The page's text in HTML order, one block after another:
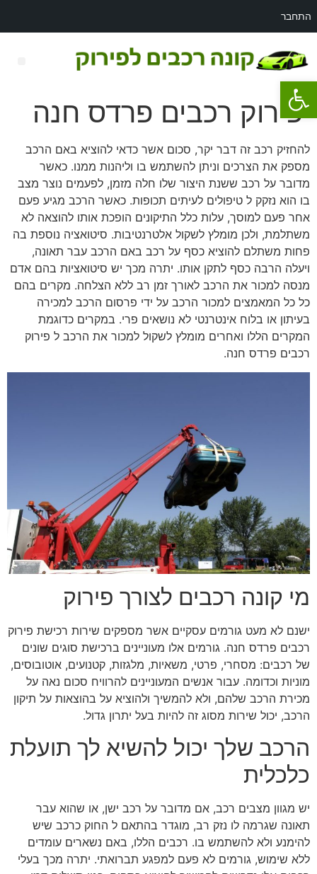
פתח סרגל נגישות
התחבר
פירוק רכבים פרדס חנה
להחזיק רכב זה דבר יקר, סכום אשר כדאי להוציא באם הרכב
מספק את הצרכים וניתן להשתמש בו וליהנות ממנו. כאשר
מדובר על רכב ששנת היצור שלו חלה מזמן, לפעמים נוצר מצב
בו הוא נזקק ל טיפולים לעיתים תכופות. כאשר הרכב מגיע פעם
אחר פעם למוסך, עלות כלל התיקונים הופכת אותו להוצאה לא
משתלמת, ולכן מומלץ לשקול אלטרנטיבות. סיטואציה נוספת בה
פחות משתלם להוציא כסף על רכב באם הרכב עבר תאונה,
ויעלה הרבה כסף לתקן אותו. יתרה מכך יש סיטואציות בהם אדם
מנסה למכור את הרכב לאורך זמן רב ללא הצלחה. מקרים בהם
כל כל המאמצים למכור הרכב על ידי פרסום הרכב למכירה
בעיתון או בלוח אינטרנטי לא נושאים פרי. במקרים כדוגמת
המקרים הללו ואחרים מומלץ לשקול למכור את הרכב ל פירוק
רכבים פרדס חנה.
מי קונה רכבים לצורך פירוק
ישנם לא מעט גורמים עסקיים אשר מספקים שירות רכישת פירוק
רכבים פרדס חנה. גורמים אלו מעוניינים ברכישת סוגים שונים
של רכבים: מסחרי, פרטי, משאיות, מלגזות, קטנועים, אוטובוסים,
מוניות וכדומה. עבור אנשים המעוניינים להרוויח סכום נאה על
מכירת הרכב שלהם, ולא להמשיך ולהוציא על בהוצאות על תיקון
הרכב, יכול שירות מסוג זה להיות בעל יתרון גדול.
הרכב שלך יכול להשיא לך תועלת
כלכלית
יש מגוון מצבים רכב, אם מדובר על רכב ישן, או שהוא עבר
תאונה שגרמה לו נזק רב, מוגדר בהתאם ל החוק כרכב שיש
להימנע ולא להשתמש בו. רכבים הללו, באם נשארים עומדים
ללא שימוש, גורמים לא פעם למפגע תברואתי. יתרה מכך בעלי